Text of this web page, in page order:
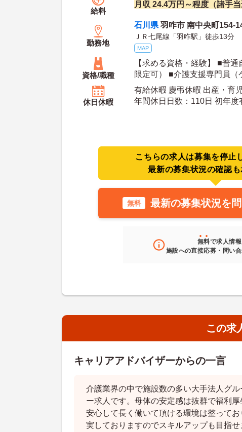
給料
月収 24.4万円～程度（諸手当
勤務地
石川県 羽咋市 南中央町154-
ＪＲ七尾線「羽咋駅」徒歩13分
MAP
資格/職種
【求める資格・経験】 ■普通
限定可） ■介護支援専門員（
休日休暇
有給休暇 慶弔休暇 出産・育
年間休日日数
こちらの求人は募集を停止
最新の募集状況の確認も
無料 最新の募集状況を
無料で求人情
施設への直接応募・問い
この求
キャリアアドバイザーからの一言
介護業界の中で施設数の多い大手法人グ
ー求人です。母体の安定感は抜群で福利厚
安心して長く働いて頂ける環境は整って
実しておりますのでスキルアップも目指